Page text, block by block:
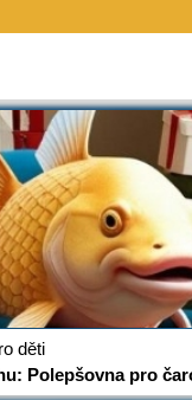
děti
Polepšovna pro